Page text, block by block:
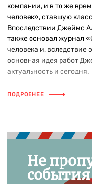
компании, и в то же
человек», ставшую
Впоследствии Джеймс
также основал журнал
человека и, вследствие
основная идея работ
актуальность и сегодня.
ПОДРОБНЕЕ
Не
события